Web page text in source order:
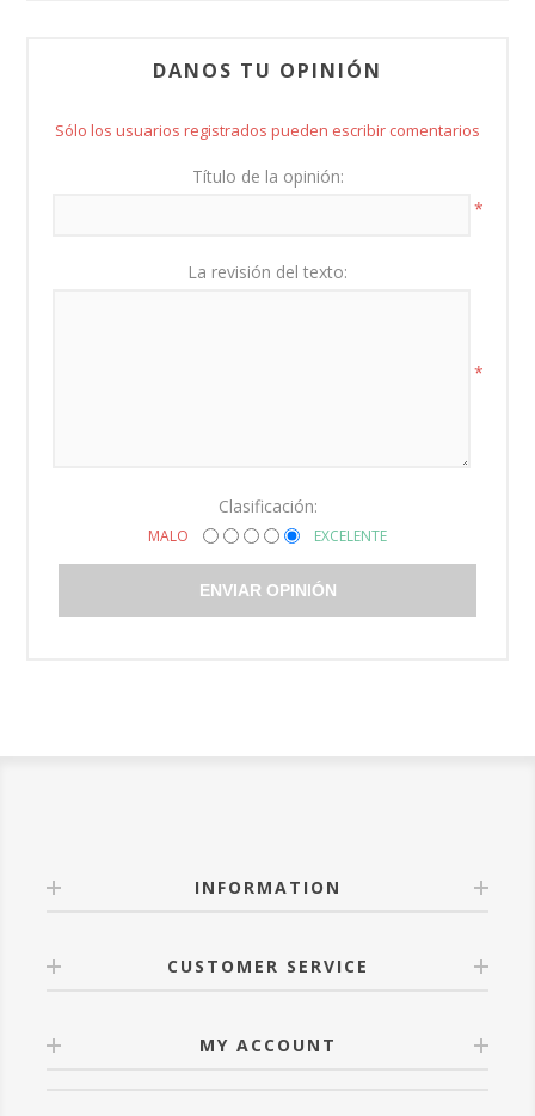
DANOS TU OPINIÓN
Sólo los usuarios registrados pueden escribir comentarios
Título de la opinión:
*
La revisión del texto:
*
Clasificación:
MALO EXCELENTE
ENVIAR OPINIÓN
INFORMATION
CUSTOMER SERVICE
MY ACCOUNT